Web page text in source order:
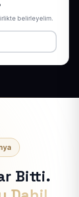
belirleyelim.
Bitti.